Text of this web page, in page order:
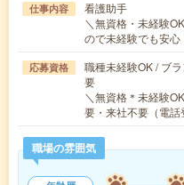
仕事内容
看護助手
＼無資格・未経験
ので未経験でも安
応募資格
職種未経験OK / ブ
要
＼無資格＊未経験
要・来社不要（電
職場の雰囲気